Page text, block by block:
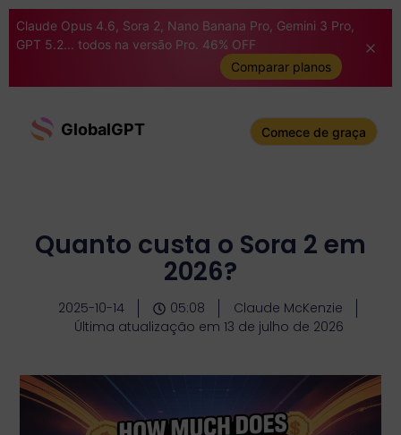
Claude Opus 4.6, Sora 2, Nano Banana Pro, Gemini 3 Pro,
GPT 5.2... todos na versão Pro. 46% OFF
Comparar planos
GlobalGPT Comece de graça
Quanto custa o Sora 2 em
2026?
2025-10-14 05:08
Claude McKenzie
Última atualização em 13 de julho de 2026